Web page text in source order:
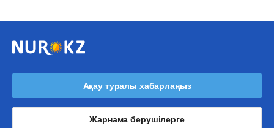
Ақау туралы хабарлаңыз
Жарнама берушілерге